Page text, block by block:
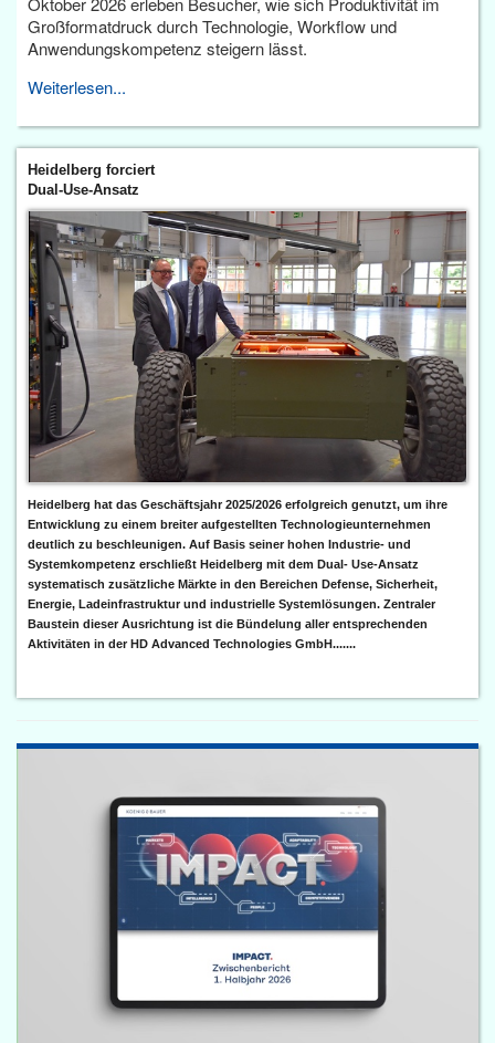
Großformatdruck durch Technologie, Workflow und
Anwendungskompetenz steigern lässt.
Weiterlesen...
Heidelberg forciert
Dual-Use-Ansatz
Heidelberg hat das Geschäftsjahr 2025/2026 erfolgreich genutzt, um ihre
Entwicklung zu einem breiter aufgestellten Technologieunternehmen
deutlich zu beschleunigen. Auf Basis seiner hohen Industrie- und
Systemkompetenz erschließt Heidelberg mit dem Dual- Use-Ansatz
systematisch zusätzliche Märkte in den Bereichen Defense, Sicherheit,
Energie, Ladeinfrastruktur und industrielle Systemlösungen. Zentraler
Baustein dieser Ausrichtung ist die Bündelung aller entsprechenden
Aktivitäten in der HD Advanced Technologies GmbH.......